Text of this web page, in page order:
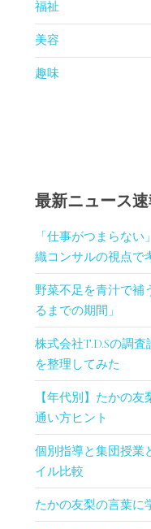
福祉
美容
趣味
最新ニュース
「仕事がつまらな
織コンサルの視点で
野菜不足を青汁で補
るまでの期間」
株式会社T.D.Sの調
を整理してみた
【年代別】たかの
通い方ヒント
個別指導と集団授業
イル比較
たかの友梨の言葉に